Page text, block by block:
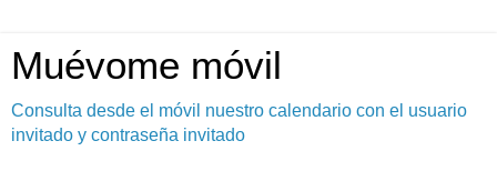
Muévome móvil
Consulta desde el móvil nuestro calendario con el usuario
invitado y contraseña invitado